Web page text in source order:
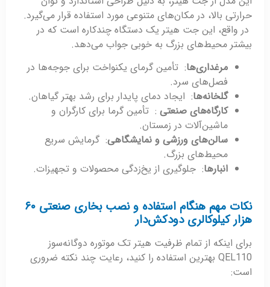
حرارتی بالا، در مکان‌های متنوعی مورد استفاده قرار می‌گیرد.
در واقع، این جت هیتر یک دستگاه چندکاره است که در
بیشتر محیط‌های بزرگ به خوبی جواب می‌دهد.
مرغداری‌ها: تأمین گرمای یکنواخت برای جوجه‌ها در
فصل‌های سرد.
گلخانه‌ها: ایجاد دمای پایدار برای رشد بهتر گیاهان.
کارگاه‌های صنعتی : تأمین گرما برای کارگران و
ماشین‌آلات در زمستان.
سالن‌های ورزشی و نمایشگاهی: گرمایش سریع
محیط‌های بزرگ.
انبارها: جلوگیری از یخ‌زدگی محصولات و تجهیزات.
نکات مهم هنگام استفاده و نصب بخاری صنعتی ۶۰
هزار کیلوکالری دودکش‌دار
برای اینکه از تمام ظرفیت هیتر تک موتوره دوگانه‌سوز
QEL110 بهترین استفاده را کنید، رعایت چند نکته ضروری
است: